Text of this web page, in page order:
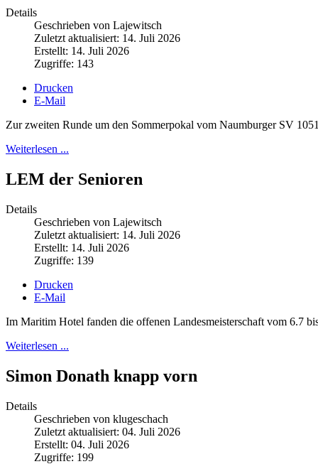
Details
Geschrieben von Lajewitsch
Zuletzt aktualisiert: 14. Juli 2026
Erstellt: 14. Juli 2026
Zugriffe: 143
Drucken
E-Mail
Zur zweiten Runde um den Sommerpokal vom Naumburger SV
Weiterlesen ...
LEM der Senioren
Details
Geschrieben von Lajewitsch
Zuletzt aktualisiert: 14. Juli 2026
Erstellt: 14. Juli 2026
Zugriffe: 139
Drucken
E-Mail
Im Maritim Hotel fanden die offenen Landesmeisterschaft vom 6.7
Weiterlesen ...
Simon Donath knapp vorn
Details
Geschrieben von klugeschach
Zuletzt aktualisiert: 04. Juli 2026
Erstellt: 04. Juli 2026
Zugriffe: 199